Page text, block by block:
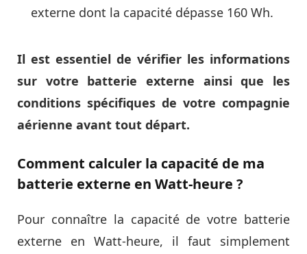
externe dont la capacité dépasse 160 Wh.
Il est essentiel de vérifier les informations
sur votre batterie externe ainsi que les
conditions spécifiques de votre compagnie
aérienne avant tout départ.
Comment calculer la capacité de ma
batterie externe en Watt-heure ?
Pour connaître la capacité de votre batterie
externe en Watt-heure, il faut simplement